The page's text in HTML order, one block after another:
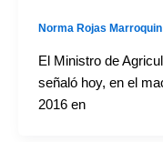
Norma Rojas Marroquin
El Ministro de
señaló hoy, en el
2016 en